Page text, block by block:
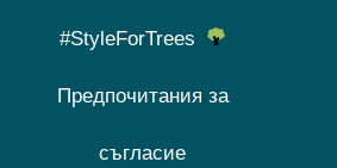
#StyleForTrees
Предпочитания за
съгласие